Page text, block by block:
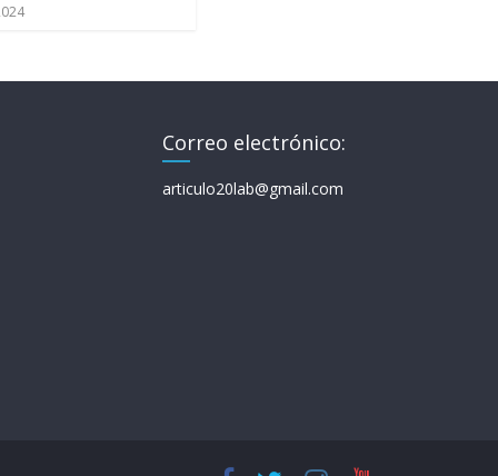
Correo electrónico:
articulo20lab@gmail.com